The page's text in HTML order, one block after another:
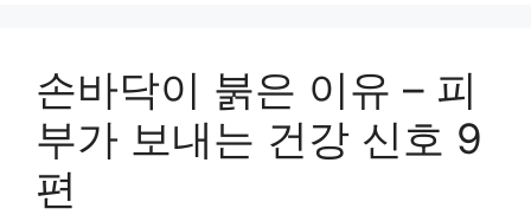
손바닥이 붉은 이유 – 피
부가 보내는 건강 신호 9
편